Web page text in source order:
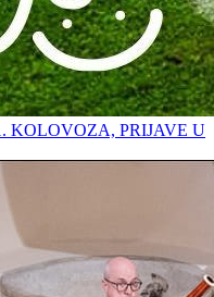
KOLOVOZA, PRIJAVE U